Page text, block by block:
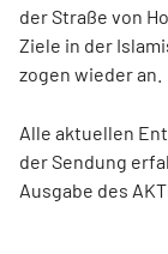
der Straße von
Ziele in der
zogen wieder an.
Alle aktuellen
der Sendung
Ausgabe des